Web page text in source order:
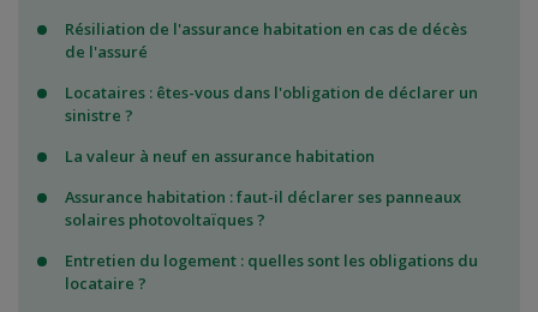
Résiliation de l'assurance habitation en cas de décès
de l'assuré
Locataires : êtes-vous dans l'obligation de déclarer un
sinistre ?
La valeur à neuf en assurance habitation
Assurance habitation : faut-il déclarer ses panneaux
solaires photovoltaïques ?
Entretien du logement : quelles sont les obligations du
locataire ?